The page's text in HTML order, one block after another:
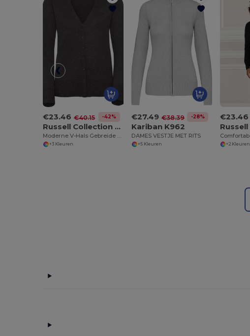
€23.46 €40.15 -42%
Russell Collection RU715F
+3 Kleuren
€27.49 €38.39 -28%
Kariban K962
DAMES VESTJE MET RITS
+5 Kleuren
€23.46
+2 Kleuren